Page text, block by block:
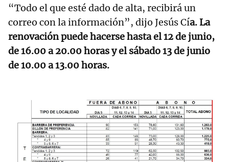
“Todo el que esté dado de alta, recibirá un
correo con la información”, dijo Jesús Cía. La
renovación puede hacerse hasta el 12 de junio,
de 16.00 a 20.00 horas y el sábado 13 de junio
de 10.00 a 13.00 horas.